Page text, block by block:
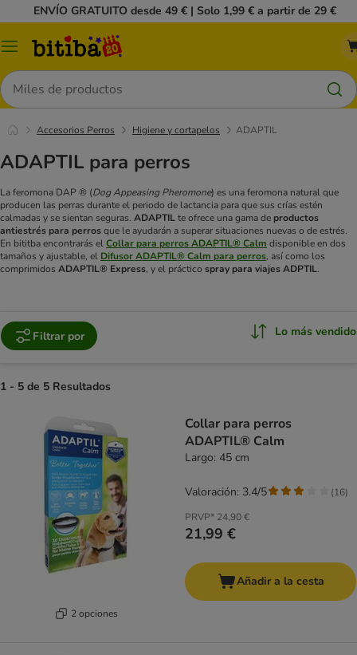
ENVÍO GRATUITO desde 49 € | Solo 1,99 € a partir de 29 €
Menú
Buscar
Accesorios Perros Higiene y cortapelos ADAPTIL
ADAPTIL para perros
La feromona DAP ® (Dog Appeasing Pheromone) es una feromona natural que
producen las perras durante el periodo de lactancia para que sus crías estén
calmadas y se sientan seguras. ADAPTILte ofrece una gama de productos
antiestrés para perrosque le ayudarán a superar situaciones nuevas o de estrés.
En bititba encontrarás elCollar para perros ADAPTIL® Calm disponible en dos
tamaños y ajustable, el Difusor ADAPTIL® Calm para perros, así como los
comprimidos ADAPTIL® Express, y el práctico spray para viajes ADPTIL.
Filtrar por Lo más vendido
1 - 5 de 5 Resultados
2 opciones
Collar para perros
ADAPTIL® Calm
Largo: 45 cm
PRVP* 24,90 €
21,99 €
Valoración: 3.4/5 (16)
Añadir a la cesta